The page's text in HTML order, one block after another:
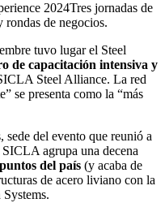
2024Tres jornadas de
rondas de negocios.
tuvo lugar el Steel
de capacitación intensiva y
Steel Alliance. La red
se presenta como la “más
sede del evento que reunió a
agrupa una decena
del país (y acaba de
de acero liviano con la